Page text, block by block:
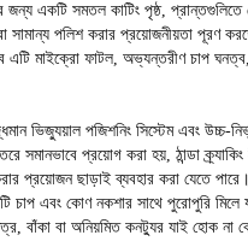
জন্য একটি সমতল কাটিং পৃষ্ঠ,
সামান্য পলিশ করার প্রয়োজনীয়তা পূরণ
এটি মাইক্রো ফাটল, অভ্যন্তরীণ চাপ
ভিজ্যুয়াল পজিশনিং সিস্টেম এবং উচ্চ-
সমানভাবে প্রয়োগ করা হয়, ঠান্ডা ক্র্যাকিং
প্রয়োজন ছাড়াই ব্যবহার করা যেতে
চাপ এবং কোণ নকশার সাথে পুরোপুরি মিলে
বাঁকা বা অনিয়মিত কনট্যুর যাই হোক না